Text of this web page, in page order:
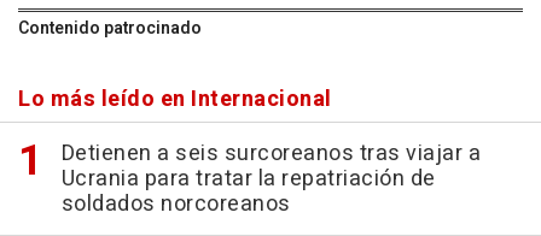
Contenido patrocinado
Lo más leído en Internacional
Detienen a seis surcoreanos tras viajar a
Ucrania para tratar la repatriación de
soldados norcoreanos